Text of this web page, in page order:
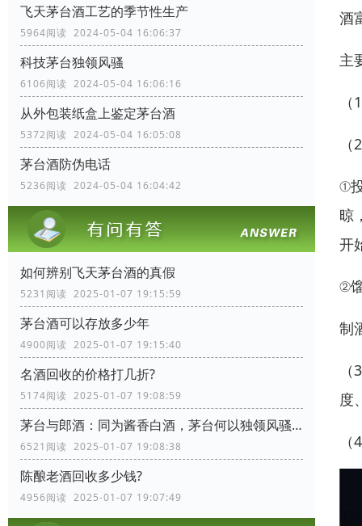
飞天茅台酒工艺的季节性生产
5964阅读 2024-05-04 16:06:37
科技茅台独领风骚
6106阅读 2024-05-04 16:06:16
从外包装纸盒上鉴定茅台酒
5372阅读 2024-05-04 16:05:08
茅台酒防伪电话
5236阅读 2024-05-04 16:04:42
如何辨别飞天茅台酒的真假
5231阅读 2025-01-07 19:15:59
茅台酒可以存放多少年
4900阅读 2025-01-07 19:15:40
名酒回收的价格打几折?
5174阅读 2025-01-07 19:08:59
茅台与郎酒：同为酱香白酒，茅台何以独领风骚？
6521阅读 2025-01-07 19:08:38
陈酿老酒回收多少钱?
4956阅读 2025-01-07 19:07:49
酒
主
①
晾
开
②
制
度